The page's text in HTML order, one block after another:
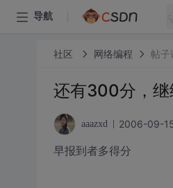
导航
社区 网络编程 帖子
还有300分，继
aaazxd 2006-09-
早报到者多得分